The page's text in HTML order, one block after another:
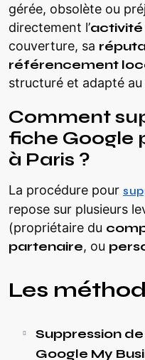
gérée, obsolète ou
directement l’activité
couverture, sa
référencement
structuré et adapté
Comment
fiche Google
à Paris ?
La procédure pour
repose sur plusieurs
(propriétaire du
partenaire, ou
Les
Suppression
Google My